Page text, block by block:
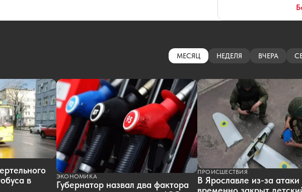
В «ТНС энерго
напомнила о
«Локомотива»
арены
Ярославле
07.08.2026 12:07
Ярославцу
срок за
07.08.2026 11:53|
Победителям
вручат
07.08.2026 11:44|
Ярославец не
и пени от
МЕСЯЦ НЕДЕЛЯ ВЧЕРА
в
ЭКОНОМИКА
Губернатор назвал два фактора
ПРОИСШЕСТВИЯ
В Ярославле из-за